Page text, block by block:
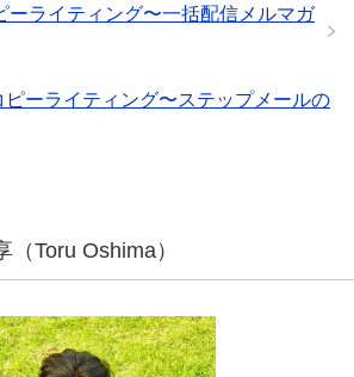
ーライティング〜一括配信メルマガ
ピーライティング〜ステップメールの
Toru Oshima）